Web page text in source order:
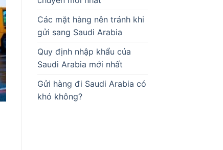
Các mặt hàng nên tránh khi
gửi sang Saudi Arabia
Quy định nhập khẩu của
Saudi Arabia mới nhất
Gửi hàng đi Saudi Arabia có
khó không?